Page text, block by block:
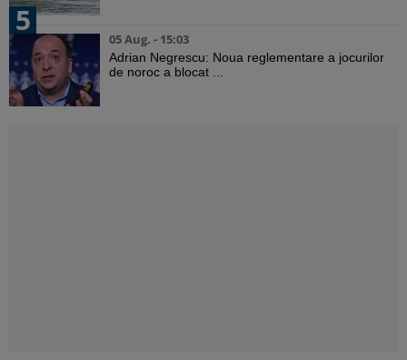
5
05 Aug. - 15:03
Adrian Negrescu: Noua reglementare a jocurilor
de noroc a blocat ...